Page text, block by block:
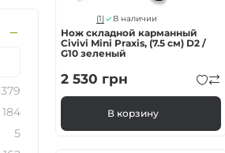
Тактическое снаряжение
Фиксированные
(1) В наличии
Нож складной карманный
Civivi Mini Praxis, (7.5 см) D2 /
G10 зеленый
2 530 грн
В корзину
379
184
5